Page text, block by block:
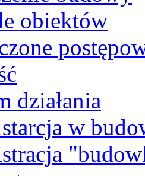
obiektów
działania
w